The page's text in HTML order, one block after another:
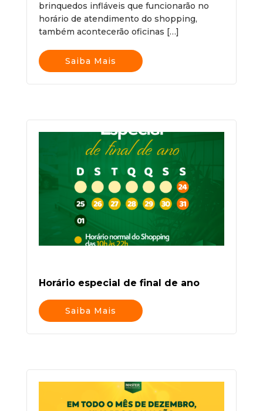
brinquedos infláveis que funcionarão no
horário de atendimento do shopping,
também acontecerão oficinas […]
Saiba Mais
Horário especial de final de ano
Saiba Mais